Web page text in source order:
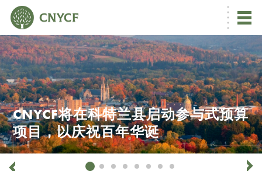
CNYCF将在科特兰县启动参与式预算
项目，以庆祝百年华诞